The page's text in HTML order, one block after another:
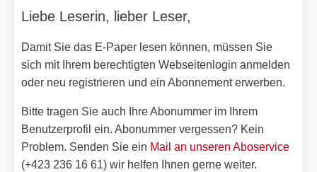
Liebe Leserin, lieber Leser,
Damit Sie das E-Paper lesen können, müssen Sie
sich mit Ihrem berechtigten Webseitenlogin anmelden
oder neu registrieren und ein Abonnement erwerben.
Bitte tragen Sie auch Ihre Abonummer im Ihrem
Benutzerprofil ein. Abonummer vergessen? Kein
Problem. Senden Sie ein Mail an unseren Aboservice
(+423 236 16 61) wir helfen Ihnen gerne weiter.